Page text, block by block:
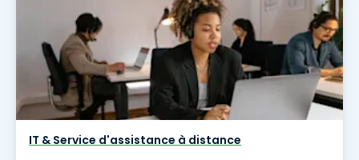
IT & Service d'assistance à distance